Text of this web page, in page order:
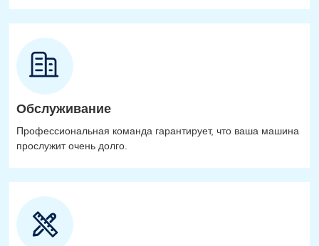
Обслуживание
Профессиональная команда гарантирует, что ваша машина
прослужит очень долго.